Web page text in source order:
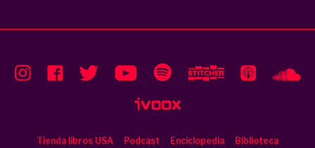
Tienda libros USA Podcast Enciclopedia
Biblioteca